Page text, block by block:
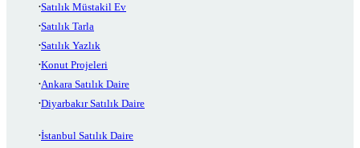
Satılık Müstakil Ev
Satılık Tarla
Satılık Yazlık
Konut Projeleri
Ankara Satılık Daire
Diyarbakır Satılık Daire
İstanbul Satılık Daire